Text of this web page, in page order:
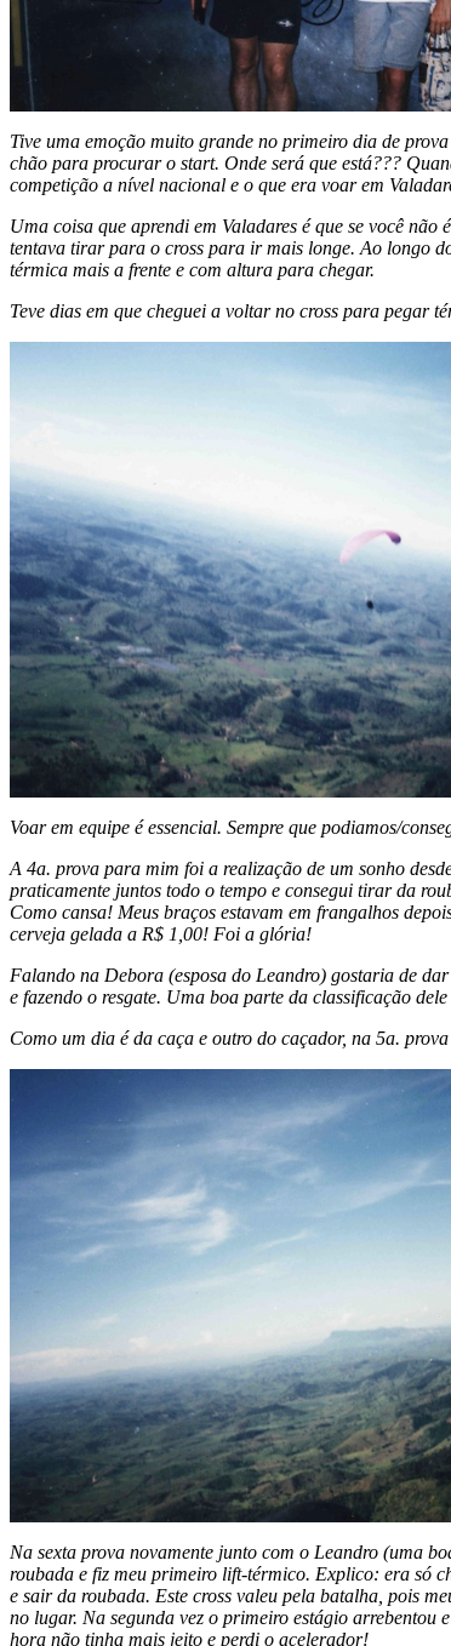
Tive uma emoção muito grande no primeiro dia de
chão para procurar o start. Onde será que está???
competição a nível nacional e o que era voar em
Uma coisa que aprendi em Valadares é que se você
tentava tirar para o cross para ir mais longe. Ao longo
térmica mais a frente e com altura para chegar.
Teve dias em que cheguei a voltar no cross para pegar
Voar em equipe é essencial. Sempre que podiamos/
A 4a. prova para mim foi a realização de um sonho
praticamente juntos todo o tempo e consegui tirar da
Como cansa! Meus braços estavam em frangalhos
cerveja gelada a R$ 1,00! Foi a glória!
Falando na Debora (esposa do Leandro) gostaria de
e fazendo o resgate. Uma boa parte da classificação
Como um dia é da caça e outro do caçador, na 5a.
Na sexta prova novamente junto com o Leandro (uma
roubada e fiz meu primeiro lift-térmico. Explico: era só
e sair da roubada. Este cross valeu pela batalha, pois
no lugar. Na segunda vez o primeiro estágio arrebentou
hora não tinha mais jeito e perdi o acelerador!